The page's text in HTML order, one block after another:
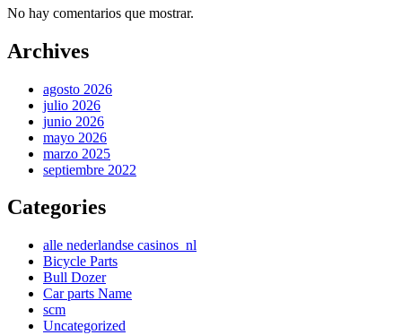
No hay comentarios que mostrar.
Archives
agosto 2026
julio 2026
junio 2026
mayo 2026
marzo 2025
septiembre 2022
Categories
alle nederlandse casinos_nl
Bicycle Parts
Bull Dozer
Car parts Name
scm
Uncategorized